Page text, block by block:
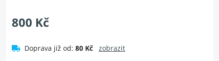
800 Kč
Doprava již od: 80 Kč
zobrazit